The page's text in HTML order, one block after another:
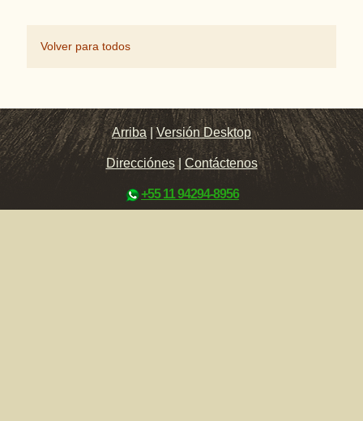
Volver para todos
Arriba |Versión Desktop
Direcciónes| Contáctenos
+55 11 94294-8956